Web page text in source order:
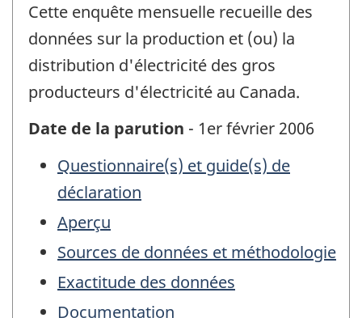
Cette enquête mensuelle recueille des
données sur la production et (ou) la
distribution d'électricité des gros
producteurs d'électricité au Canada.
Date de la parution - 1er février 2006
Questionnaire(s) et guide(s) de
déclaration
Aperçu
Sources de données et méthodologie
Exactitude des données
Documentation